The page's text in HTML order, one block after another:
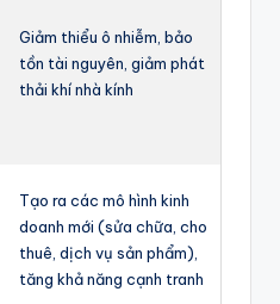
Giảm thiểu ô nhiễm, bảo
tồn tài nguyên, giảm phát
thải khí nhà kính
Tạo ra các mô hình kinh
doanh mới (sửa chữa, cho
thuê, dịch vụ sản phẩm),
tăng khả năng cạnh tranh